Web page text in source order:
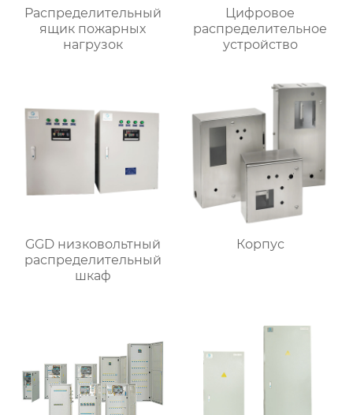
Распределительный
ящик пожарных
нагрузок
Цифровое
распределительное
устройство
GGD низковольтный
распределительный
шкаф
Корпус